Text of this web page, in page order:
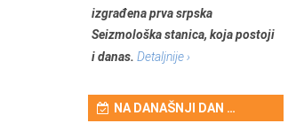
izgrađena prva srpska
Seizmološka stanica, koja postoji
i danas. Detaljnije ›
NA DANAŠNJI DAN …